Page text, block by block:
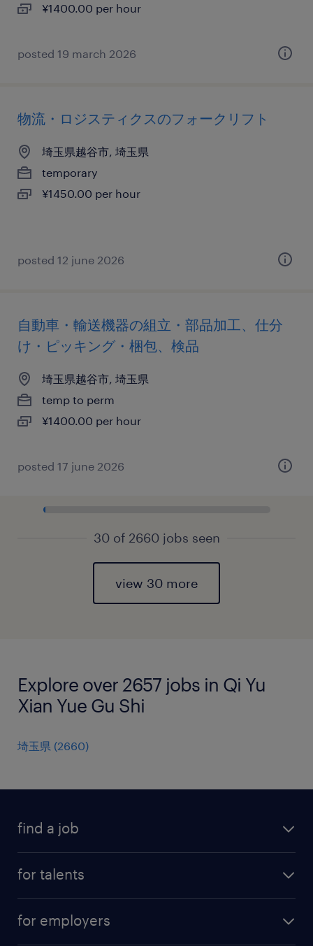
¥1400.00 per hour
posted 19 march 2026
物流・ロジスティクスのフォークリフト
埼玉県越谷市, 埼玉県
temporary
¥1450.00 per hour
posted 12 june 2026
自動車・輸送機器の組立・部品加工、仕分
け・ピッキング・梱包、検品
埼玉県越谷市, 埼玉県
temp to perm
¥1400.00 per hour
posted 17 june 2026
30 of 2660 jobs seen
view 30 more
Explore over 2657 jobs in Qi Yu
Xian Yue Gu Shi
埼玉県 (2660)
find a job
for talents
professional career
for employers